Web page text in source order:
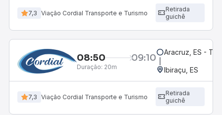
7,3 Viação Cordial Transporte e Turismo
Retirada
guichê
08:50 09:10
Duração: 20m
Aracruz, ES -
Ibiraçu, ES
7,3 Viação Cordial Transporte e Turismo
Retirada
guichê